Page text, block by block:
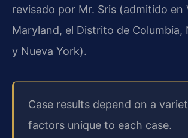
revisado por Mr. Sris (admitido en
Maryland, el Distrito de Columbia,
y Nueva York).
Case results depend on a
factors unique to each case.